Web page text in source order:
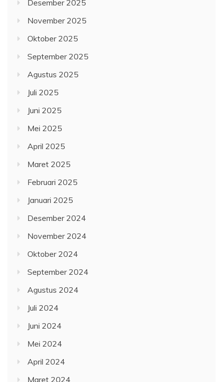
Desember 2025
November 2025
Oktober 2025
September 2025
Agustus 2025
Juli 2025
Juni 2025
Mei 2025
April 2025
Maret 2025
Februari 2025
Januari 2025
Desember 2024
November 2024
Oktober 2024
September 2024
Agustus 2024
Juli 2024
Juni 2024
Mei 2024
April 2024
Maret 2024